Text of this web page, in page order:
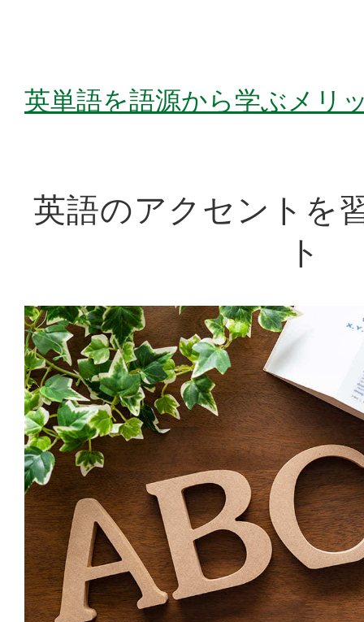
英単語を語源から学ぶメリ
英語のアクセントを
ト